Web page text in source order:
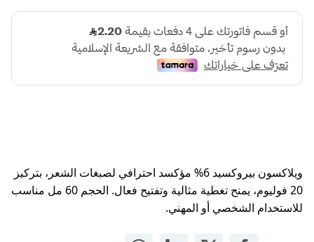
ويلاكسون بيروكسيد 6% مؤكسد احترافي لصبغات الشعر، بتركيز
20 فوليوم، يمنح تغطية مثالية وتفتيح فعال. الحجم 60 مل مناسب
للاستخدام الشخصي أو المهني.